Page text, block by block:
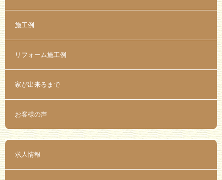
施工例
リフォーム施工例
家が出来るまで
お客様の声
求人情報